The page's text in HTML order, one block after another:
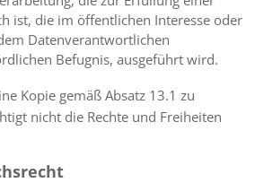
ist, die im öffentlichen Interesse oder
Datenverantwortlichen
Befugnis, ausgeführt wird.
Kopie gemäß Absatz 13.1 zu
nicht die Rechte und Freiheiten